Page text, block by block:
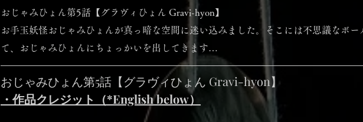
おじゃみひょん第5話【グラヴィひょん Gravi-hyon】
お手玉妖怪おじゃみひょんが真っ暗な空間に迷い込みました。そこには不思議なボー
て、おじゃみひょんにちょっかいを出してきます…
おじゃみひょん第5話【グラヴィひょん Gravi-hyon】
・作品クレジット（*English below）